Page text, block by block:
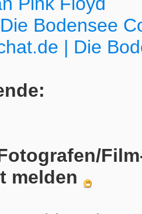
Bodensee
| Die
melden